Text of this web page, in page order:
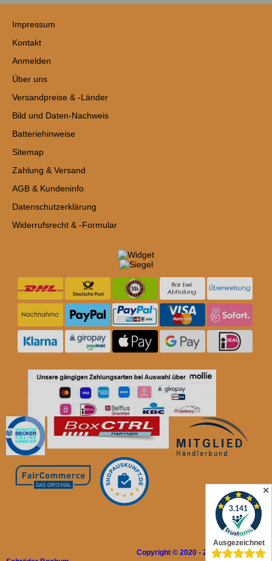
Impressum
Kontakt
Anmelden
Über uns
Versandpreise & -Länder
Bild und Daten-Nachweis
Batteriehinweise
Sitemap
Zahlung & Versand
AGB & Kundeninfo
Datenschutzerklärung
Widerrufsrecht & -Formular
Copyright © 2020 - 2026 Rolladen
✕